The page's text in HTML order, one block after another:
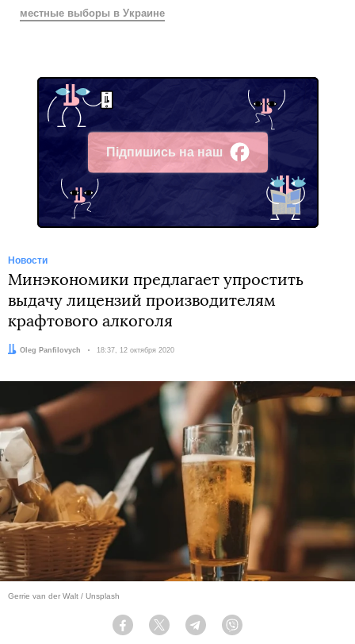
местные выборы в Украине
Підпишись на наш
Facebook
Новости
Минэкономики предлагает упростить
выдачу лицензий производителям
крафтового алкоголя
Автор:
Oleg Panfilovych Дата:
18:37, 12 октября 2020
Gerrie van der Walt / Unsplash
Facebook Twitter Telegram